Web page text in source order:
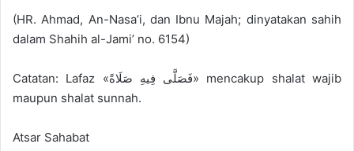
(HR. Ahmad, An-Nasa’i, dan Ibnu Majah; dinyatakan sahih
dalam Shahih al-Jami’ no. 6154)
Catatan: Lafaz «فَصَلَّى فِيهِ صَلَاةً» mencakup shalat wajib
maupun shalat sunnah.
Atsar Sahabat